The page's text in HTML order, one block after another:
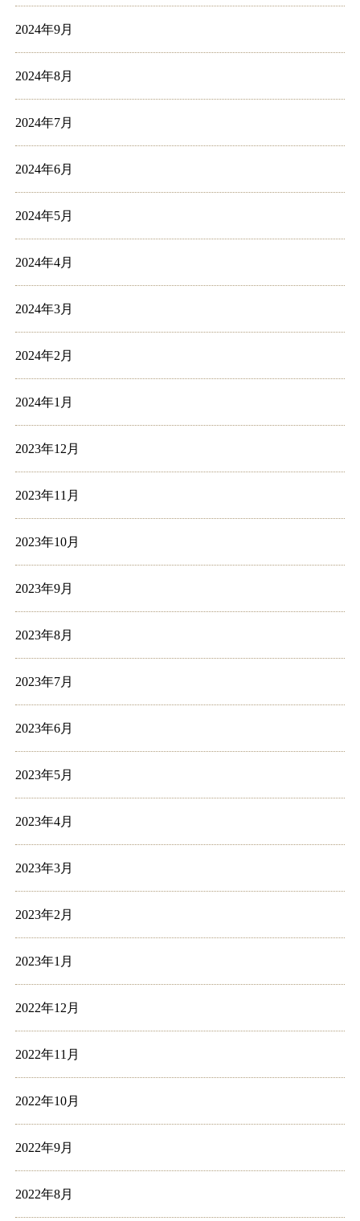
2024年9月
2024年8月
2024年7月
2024年6月
2024年5月
2024年4月
2024年3月
2024年2月
2024年1月
2023年12月
2023年11月
2023年10月
2023年9月
2023年8月
2023年7月
2023年6月
2023年5月
2023年4月
2023年3月
2023年2月
2023年1月
2022年12月
2022年11月
2022年10月
2022年9月
2022年8月